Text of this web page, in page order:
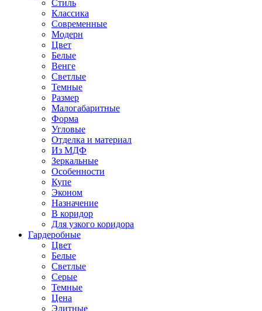
Стиль
Классика
Современные
Модерн
Цвет
Белые
Венге
Светлые
Темные
Размер
Малогабаритные
Форма
Угловые
Отделка и материал
Из МДФ
Зеркальные
Особенности
Купе
Эконом
Назначение
В коридор
Для узкого коридора
Гардеробные
Цвет
Белые
Светлые
Серые
Темные
Цена
Элитные